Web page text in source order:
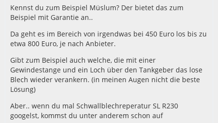
Kennst du zum Beispiel Müslum? Der bietet das zum
Beispiel mit Garantie an..
Da geht es im Bereich von irgendwas bei 450 Euro los bis zu
etwa 800 Euro, je nach Anbieter.
Gibt zum Beispiel auch welche, die mit einer
Gewindestange und ein Loch über den Tankgeber das lose
Blech wieder verankern. (in meinen Augen nicht die beste
Lösung)
Aber.. wenn du mal Schwallblechreperatur SL R230
googelst, kommst du unter anderem schon auf